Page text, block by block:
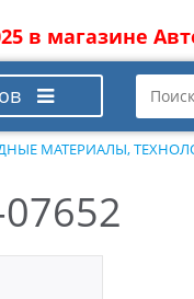
в магазине
МАТЕРИАЛЫ,